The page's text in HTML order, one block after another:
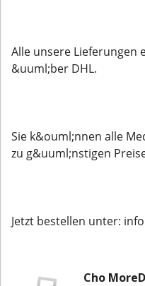
Alle unsere
&uuml;ber DHL.
Sie k&ouml;nnen alle
zu g&uuml;nstigen
Jetzt bestellen unter:
Cho